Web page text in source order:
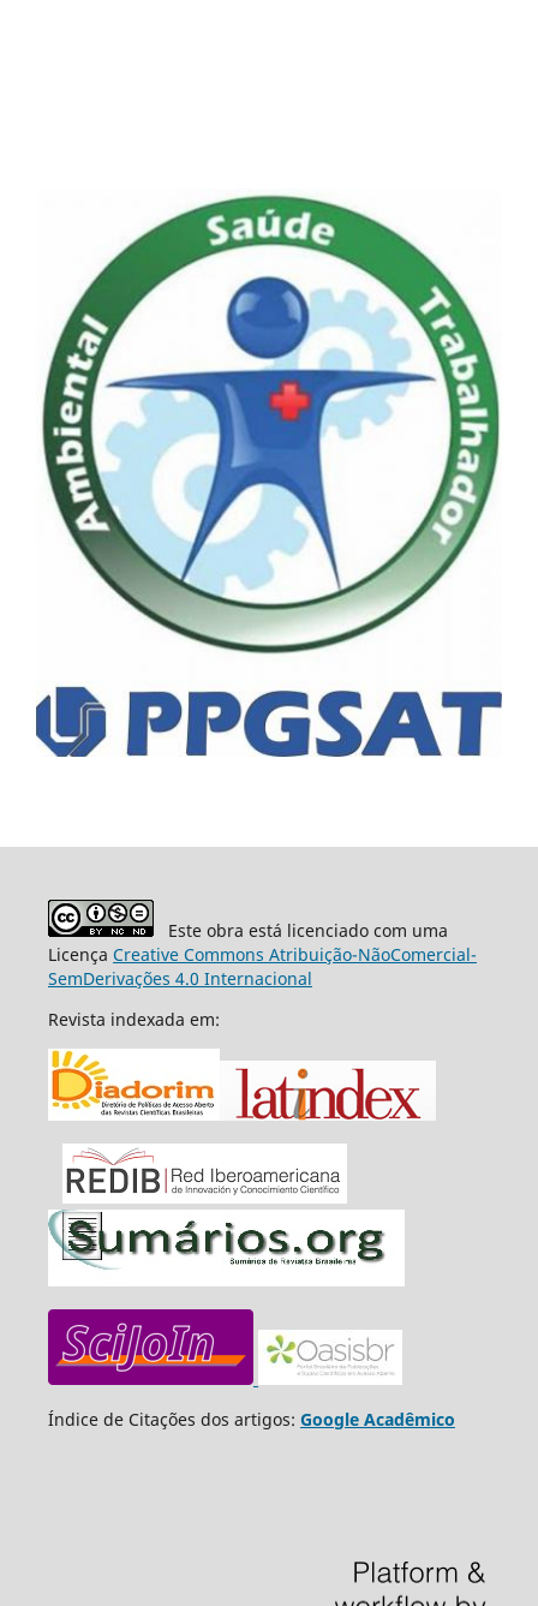
Este obra está licenciado com uma
Licença Creative Commons Atribuição-NãoComercial-
SemDerivações 4.0 Internacional
Revista indexada em:
Índice de Citações dos artigos: Google Acadêmico